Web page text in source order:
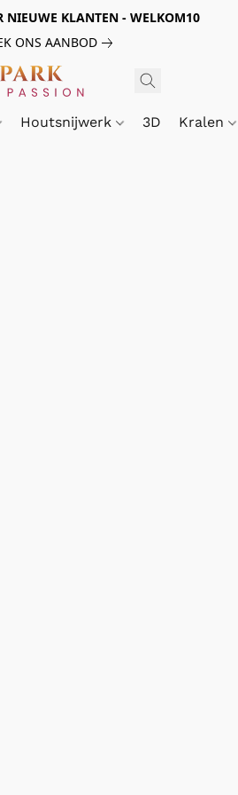
NIEUWE KLANTEN - WELKOM10
ONS AANBOD
Houtsnijwerk 3D Kralen